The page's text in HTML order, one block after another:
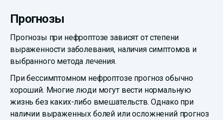
Прогнозы
Прогнозы при нефроптозе зависят от степени
выраженности заболевания, наличия симптомов и
выбранного метода лечения.
При бессимптомном нефроптозе прогноз обычно
хороший. Многие люди могут вести нормальную
жизнь без каких-либо вмешательств. Однако при
наличии выраженных болей или осложнений прогноз